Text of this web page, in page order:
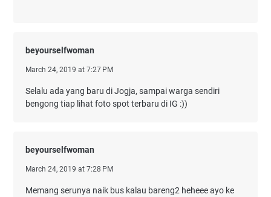
beyourselfwoman
March 24, 2019 at 7:27 PM
Selalu ada yang baru di Jogja, sampai warga sendiri
bengong tiap lihat foto spot terbaru di IG :))
beyourselfwoman
March 24, 2019 at 7:28 PM
Memang serunya naik bus kalau bareng2 heheee ayo ke